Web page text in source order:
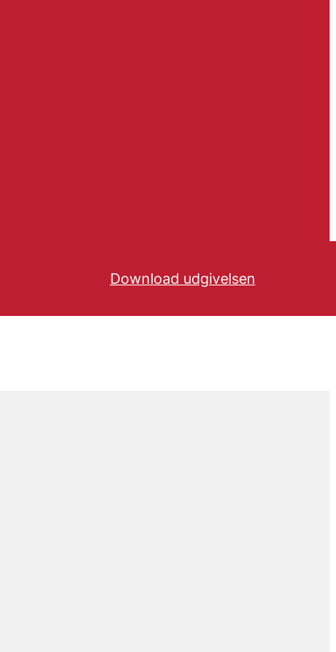
Download udgivelsen